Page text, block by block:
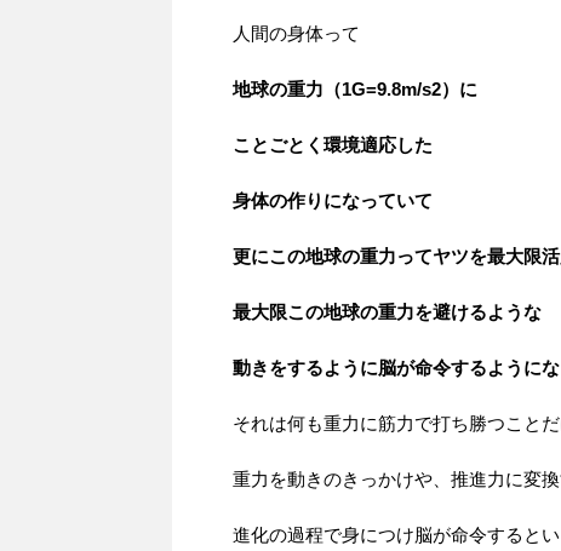
人間の身体って
地球の重力（1G=9.8m/s2）に
ことごとく環境適応した
身体の作りになっていて
更にこの地球の重力ってヤツを最大限活
最大限この地球の重力を避けるような
動きをするように脳が命令するように
それは何も重力に筋力で打ち勝つことだ
重力を動きのきっかけや、推進力に変
進化の過程で身につけ脳が命令するとい